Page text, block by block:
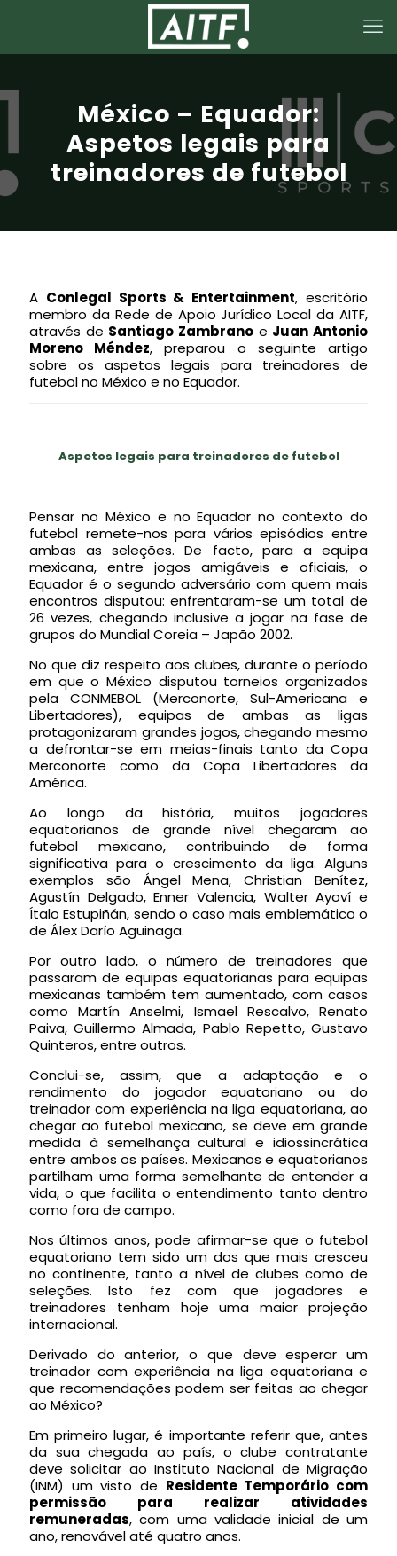
México – Equador:
Aspetos legais para
treinadores de futebol
A Conlegal Sports & Entertainment, escritório
membro da Rede de Apoio Jurídico Local da AITF,
através de Santiago Zambrano e Juan Antonio
Moreno Méndez, preparou o seguinte artigo
sobre os aspetos legais para treinadores de
futebol no México e no Equador.
Aspetos legais para treinadores de futebol
Pensar no México e no Equador no contexto do
futebol remete-nos para vários episódios entre
ambas as seleções. De facto, para a equipa
mexicana, entre jogos amigáveis e oficiais, o
Equador é o segundo adversário com quem mais
encontros disputou: enfrentaram-se um total de
26 vezes, chegando inclusive a jogar na fase de
grupos do Mundial Coreia – Japão 2002.
No que diz respeito aos clubes, durante o período
em que o México disputou torneios organizados
pela CONMEBOL (Merconorte, Sul-Americana e
Libertadores), equipas de ambas as ligas
protagonizaram grandes jogos, chegando mesmo
a defrontar-se em meias-finais tanto da Copa
Merconorte como da Copa Libertadores da
América.
Ao longo da história, muitos jogadores
equatorianos de grande nível chegaram ao
futebol mexicano, contribuindo de forma
significativa para o crescimento da liga. Alguns
exemplos são Ángel Mena, Christian Benítez,
Agustín Delgado, Enner Valencia, Walter Ayoví e
Ítalo Estupiñán, sendo o caso mais emblemático o
de Álex Darío Aguinaga.
Por outro lado, o número de treinadores que
passaram de equipas equatorianas para equipas
mexicanas também tem aumentado, com casos
como Martín Anselmi, Ismael Rescalvo, Renato
Paiva, Guillermo Almada, Pablo Repetto, Gustavo
Quinteros, entre outros.
Conclui-se, assim, que a adaptação e o
rendimento do jogador equatoriano ou do
treinador com experiência na liga equatoriana, ao
chegar ao futebol mexicano, se deve em grande
medida à semelhança cultural e idiossincrática
entre ambos os países. Mexicanos e equatorianos
partilham uma forma semelhante de entender a
vida, o que facilita o entendimento tanto dentro
como fora de campo.
Nos últimos anos, pode afirmar-se que o futebol
equatoriano tem sido um dos que mais cresceu
no continente, tanto a nível de clubes como de
seleções. Isto fez com que jogadores e
treinadores tenham hoje uma maior projeção
internacional.
Derivado do anterior, o que deve esperar um
treinador com experiência na liga equatoriana e
que recomendações podem ser feitas ao chegar
ao México?
Em primeiro lugar, é importante referir que, antes
da sua chegada ao país, o clube contratante
deve solicitar ao Instituto Nacional de Migração
(INM) um visto de Residente Temporário com
permissão para realizar atividades
remuneradas, com uma validade inicial de um
ano, renovável até quatro anos.